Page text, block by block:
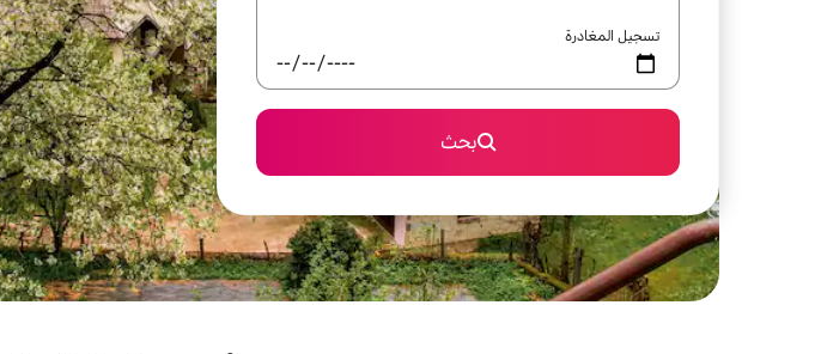
تسجيل المغادرة
بحث